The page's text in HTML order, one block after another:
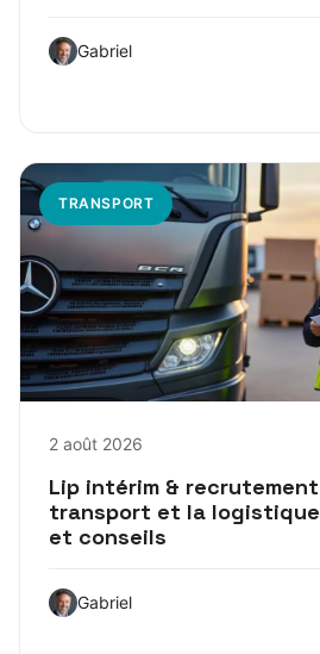
Gabriel
TRANSPORT
2 août 2026
Lip intérim &
transport et la
et conseils
Gabriel